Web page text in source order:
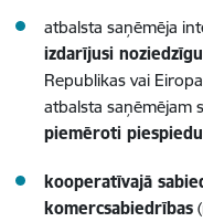
atbalsta saņēmēja
izdarījusi
Republikas vai
atbalsta saņēmējam
piemēroti
kooperatīvajā
komercsabiedrības